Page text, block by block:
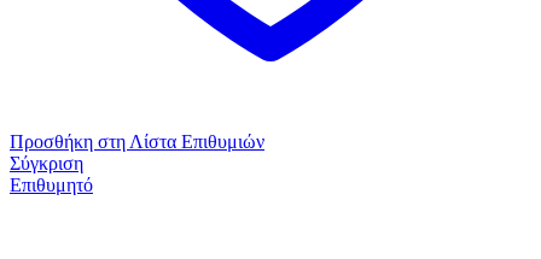
Προσθήκη στη Λίστα Επιθυμιών
Σύγκριση
Επιθυμητό